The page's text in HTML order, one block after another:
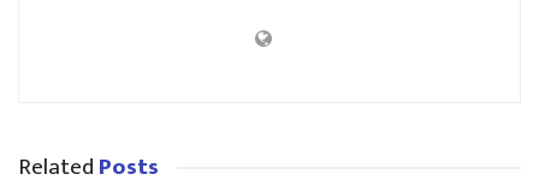
RelatedPosts